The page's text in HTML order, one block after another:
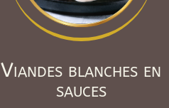
Viandes blanches en
sauces